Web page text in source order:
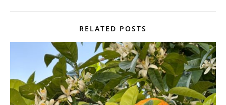
RELATED POSTS